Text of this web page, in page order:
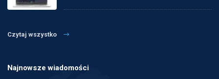
Czytaj wszystko
Najnowsze wiadomości